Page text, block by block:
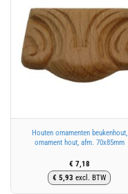
Houten ornamenten beukenhout,
ornament hout, afm. 70x85mm
€ 7,18
€ 5,93 excl. BTW